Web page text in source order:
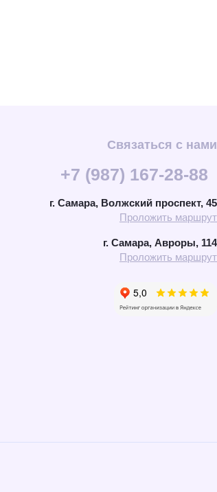
Связаться с нами
+7 (987) 167-28-88
г. Самара, Волжский проспект, 45
Проложить маршрут
г. Самара, Авроры, 114
Проложить маршрут